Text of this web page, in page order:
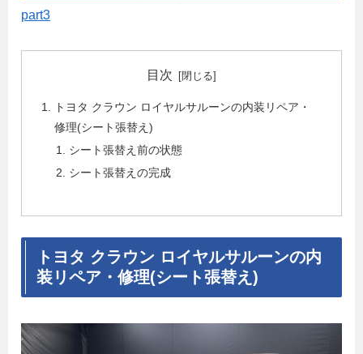
part3
目次
トヨタ クラウン ロイヤルサルーンの内装リペア・
修理(シート張替え)
シート張替え前の状態
シート張替えの完成
トヨタ クラウン ロイヤルサルーンの内
装リペア・修理(シート張替え)